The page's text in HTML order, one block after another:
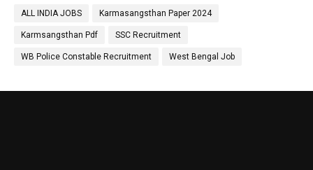
ALL INDIA JOBS Karmasangsthan Paper 2024
Karmsangsthan Pdf SSC Recruitment
WB Police Constable Recruitment West Bengal Job